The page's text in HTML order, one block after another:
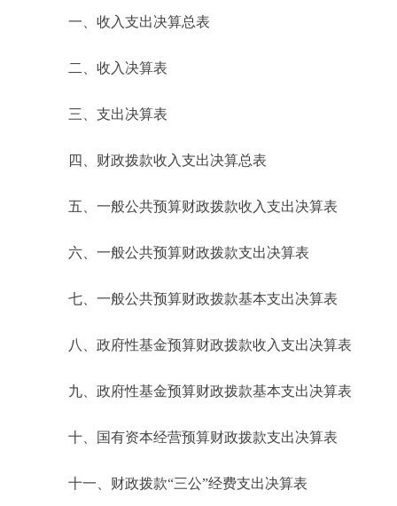
一、收入支出决算总表
二、收入决算表
三、支出决算表
四、财政拨款收入支出决算总表
五、一般公共预算财政拨款收入支出决算表
六、一般公共预算财政拨款支出决算表
七、一般公共预算财政拨款基本支出决算表
八、政府性基金预算财政拨款收入支出决算表
九、政府性基金预算财政拨款基本支出决算表
十、国有资本经营预算财政拨款支出决算表
十一、财政拨款“三公”经费支出决算表